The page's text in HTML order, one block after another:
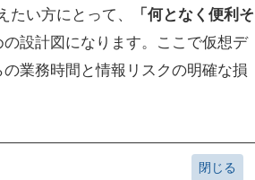
い方にとって、
「何となく便利そ
設計図になります。ここで仮想デ
業務時間と情報リスクの明確な損